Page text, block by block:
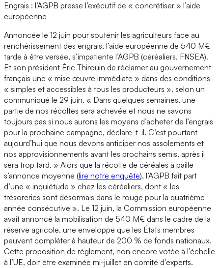
Engrais : l’AGPB presse l’exécutif de « concrétiser » l’aide
européenne
Annoncée le 12 juin pour soutenir les agriculteurs face au
renchérissement des engrais, l’aide européenne de 540 M€
tarde à être versée, s’impatiente l’AGPB (céréaliers, FNSEA).
Et son président Éric Thirouin de réclamer au gouvernement
français une « mise œuvre immédiate » dans des conditions
« simples et accessibles à tous les producteurs », selon un
communiqué le 29 juin. « Dans quelques semaines, une
partie de nos récoltes sera achevée et nous ne savons
toujours pas si nous aurons les moyens d’acheter de l’engrais
pour la prochaine campagne, déclare-t-il. C’est pourtant
aujourd’hui que nous devons anticiper nos assolements et
nos approvisionnements avant les prochains semis, après il
sera trop tard. » Alors que la récolte de céréales à paille
s’annonce moyenne (lire notre enquête), l’AGPB fait part
d’une « inquiétude » chez les céréaliers, dont « les
trésoreries sont désormais dans le rouge pour la quatrième
année consécutive ». Le 12 juin, la Commission européenne
avait annoncé la mobilisation de 540 M€ dans le cadre de la
réserve agricole, une enveloppe que les États membres
peuvent compléter à hauteur de 200 % de fonds nationaux.
Cette proposition de règlement, non encore votée à l’échelle
à l’UE, doit être examinée mi-juillet en comité d'experts.